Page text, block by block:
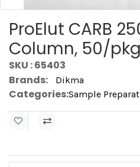
ProElut CARB
Column, 50/pkg
SKU : 65403
Brands:
Dikma
Categories:Sample